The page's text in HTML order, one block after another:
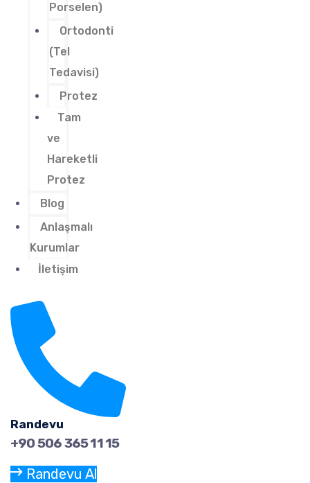
Porselen)
Ortodonti
(Tel
Tedavisi)
Protez
Tam
ve
Hareketli
Protez
Blog
Anlaşmalı
Kurumlar
İletişim
Randevu
+90 506 365 11 15
Randevu Al